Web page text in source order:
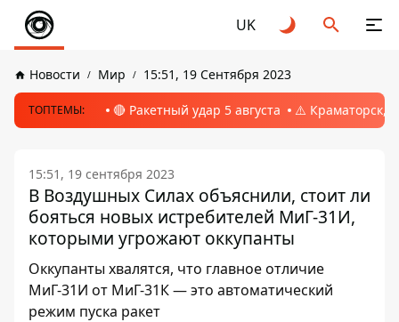
UK
Новости Мир 15:51, 19 Сентября 2023
ТОПТЕМЫ: 🔴 Ракетный удар 5 августа ⚠️ Краматорск,
15:51, 19 сентября 2023
В Воздушных Силах объяснили, стоит ли
бояться новых истребителей МиГ-31И,
которыми угрожают оккупанты
Оккупанты хвалятся, что главное отличие
МиГ-31И от МиГ-31К — это автоматический
режим пуска ракет